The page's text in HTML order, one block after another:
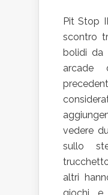
Pit Stop
scontro
bolidi da
arcade
vedere
sullo
altri